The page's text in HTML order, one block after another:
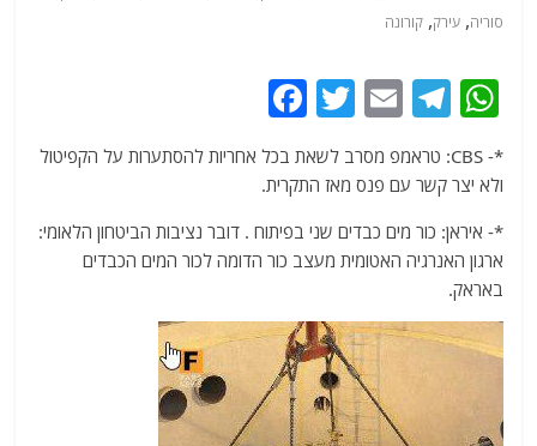
סוריה,עירק,קורונה
W
at
s
A
p
p
T
e
g
ra
E
m
ai
l
T
itt
er
a
c
e
b
o
k
*- CBS: טראמפ מסרב לשאת בכל אחריות להסתערות על הקפיטול
ולא יצר קשר עם פנס מאז התקרית.
*- איראן: כור מים כבדים שני בפיתוח . דובר נציבות הביטחון הלאומי:
ארגון האנרגיה האטומית מעצב כור הדומה לכור המים הכבדים
באראק.